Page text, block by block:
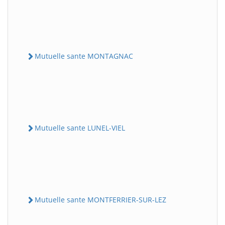
Mutuelle sante MONTAGNAC
Mutuelle sante LUNEL-VIEL
Mutuelle sante MONTFERRIER-SUR-LEZ